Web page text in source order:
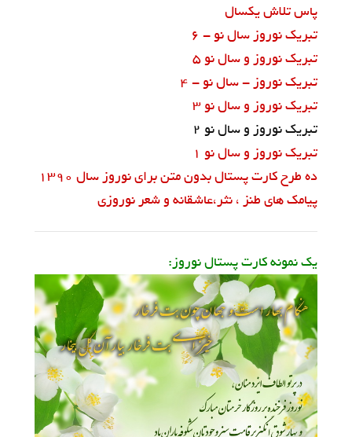
پاس تلاش یکسال
تبریک نوروز سال نو - 6
تبریک نوروز و سال نو 5
تبریک نوروز - سال نو - 4
تبریک نوروز و سال نو 3
تبریک نوروز و سال نو 2
تبریک نوروز و سال نو 1
ده طرح کارت پستال بدون متن برای نوروز سال 1390
پیامک های طنز ، نثر،عاشقانه و شعر نوروزی
یک نمونه کارت پستال نوروز: